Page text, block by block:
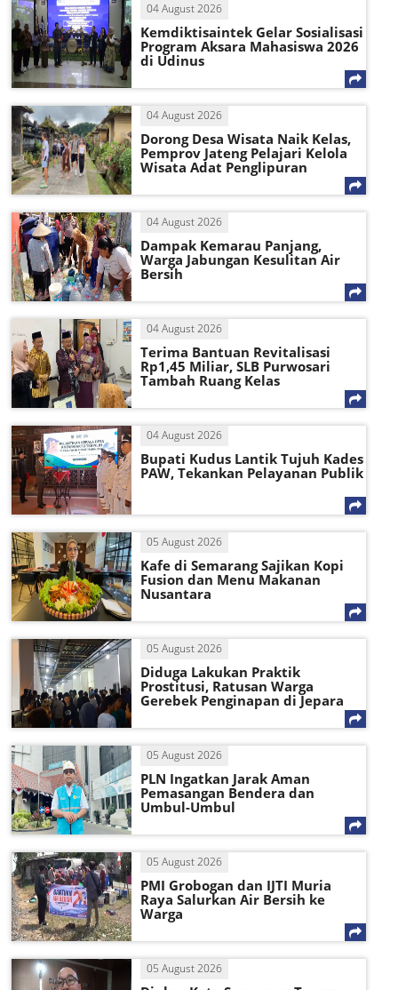
04 August 2026
Kemdiktisaintek Gelar Sosialisasi
Program Aksara Mahasiswa 2026
di Udinus
04 August 2026
Dorong Desa Wisata Naik Kelas,
Pemprov Jateng Pelajari Kelola
Wisata Adat Penglipuran
04 August 2026
Dampak Kemarau Panjang,
Warga Jabungan Kesulitan Air
Bersih
04 August 2026
Terima Bantuan Revitalisasi
Rp1,45 Miliar, SLB Purwosari
Tambah Ruang Kelas
04 August 2026
Bupati Kudus Lantik Tujuh Kades
PAW, Tekankan Pelayanan Publik
05 August 2026
Kafe di Semarang Sajikan Kopi
Fusion dan Menu Makanan
Nusantara
05 August 2026
Diduga Lakukan Praktik
Prostitusi, Ratusan Warga
Gerebek Penginapan di Jepara
05 August 2026
PLN Ingatkan Jarak Aman
Pemasangan Bendera dan
Umbul-Umbul
05 August 2026
PMI Grobogan dan IJTI Muria
Raya Salurkan Air Bersih ke
Warga
05 August 2026